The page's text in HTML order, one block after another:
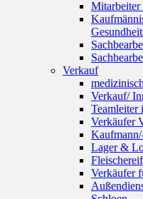
Mitarbeiter
Verkauf
Verkauf/
Teamleiter
Verkäufer
Lager &
Verkäufer